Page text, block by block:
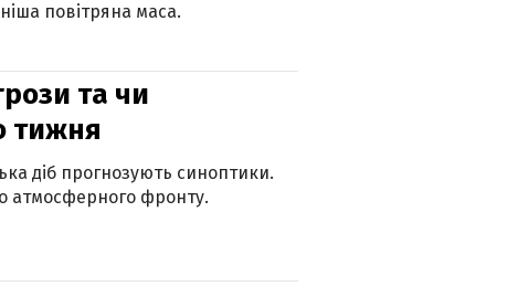
повітряна маса.
та чи
тижня
діб прогнозують синоптики.
атмосферного фронту.